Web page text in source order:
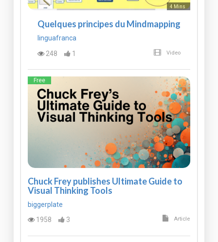
4 Mins
Quelques principes du Mindmapping
linguafranca
248
1 Video
Free
Chuck Frey publishes Ultimate Guide to
Visual Thinking Tools
biggerplate
1958
3 Article